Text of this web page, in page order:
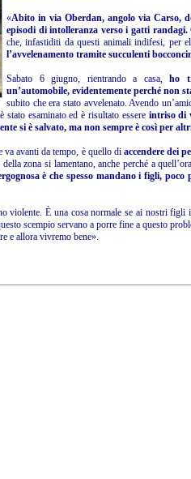
«Abito in via Oberdan, angolo via Carso,
episodi di intolleranza verso i gatti randagi.
che, infastiditi da questi animali indifesi, per
l’avvelenamento tramite succulenti
Sabato 6 giugno, rientrando a casa,ho
un’automobile, evidentemente perché non
subito che era stato avvelenato. Avendo
esaminato ed è risultato essere intriso di
si è salvato, ma non sempre è così per
va avanti da tempo, è quello di accendere dei
zona si lamentano, anche perché a
è che spesso mandano i figli,
violente. È una cosa normale se ai nostri figli
scempio servano a porre fine a questo
e allora vivremo bene».